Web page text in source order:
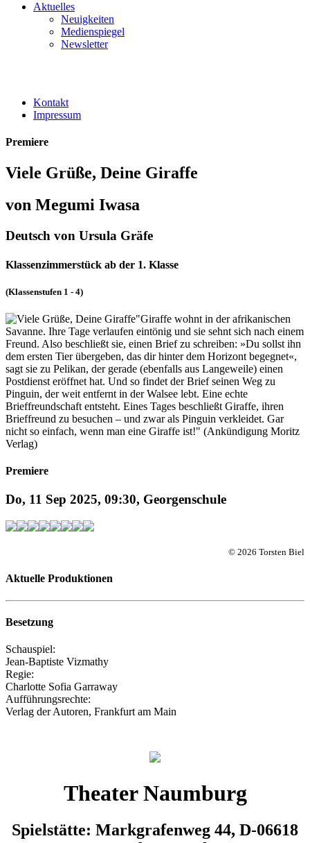
Aktuelles
Neuigkeiten
Medienspiegel
Newsletter
Kontakt
Impressum
Premiere
Viele Grüße, Deine Giraffe
von Megumi Iwasa
Deutsch von Ursula Gräfe
Klassenzimmerstück ab der 1. Klasse
(Klassenstufen 1 - 4)
"Giraffe wohnt in der afrikanischen
Savanne. Ihre Tage verlaufen eintönig und sie sehnt sich nach einem
Freund. Also beschließt sie, einen Brief zu schreiben: »Du sollst ihn
dem ersten Tier übergeben, das dir hinter dem Horizont begegnet«,
sagt sie zu Pelikan, der gerade (ebenfalls aus Langeweile) einen
Postdienst eröffnet hat. Und so findet der Brief seinen Weg zu
Pinguin, der weit entfernt in der Walsee lebt. Eine echte
Brieffreundschaft entsteht. Eines Tages beschließt Giraffe, ihren
Brieffreund zu besuchen – und zwar als Pinguin verkleidet. Gar
nicht so einfach, wenn man eine Giraffe ist!" (Ankündigung Moritz
Verlag)
Premiere
Do, 11 Sep 2025, 09:30, Georgenschule
© 2026 Torsten Biel
Aktuelle Produktionen
Besetzung
Schauspiel:
Jean-Baptiste Vizmathy
Regie:
Charlotte Sofia Garraway
Aufführungsrechte:
Verlag der Autoren, Frankfurt am Main
Theater Naumburg
Spielstätte: Markgrafenweg 44, D-06618